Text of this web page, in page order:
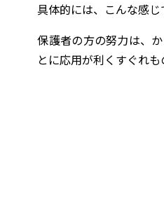
具体的には、こんな感じ
保護者の方の努力は、
とに応用が利くすぐれ